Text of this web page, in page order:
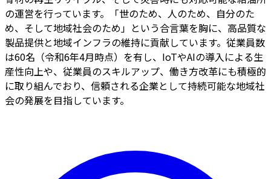
の運営を行っています。「世のため、人のため、自分のた
め、そして地域社会のため」という合言葉を胸に、高品質な
製品提供と地域インフラの維持に貢献しています。従業員数
は60名（令和6年4月時点）を有し、IoTやAIの導入による生
産性向上や、従業員のスキルアップ、働き方改革にも積極的
に取り組んでおり、信頼される企業として持続可能な地域社
会の発展を目指しています。